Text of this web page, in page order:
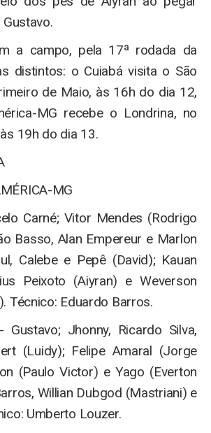
a campo, pela 17ª rodada da
distintos: o Cuiabá visita o São
de Maio, às 16h do dia 12,
MG recebe o Londrina, no
19h do dia 13.
MG
Carné; Vitor Mendes (Rodrigo
Basso, Alan Empereur e Marlon
Calebe e Pepê (David); Kauan
Peixoto (Aiyran) e Weverson
Técnico: Eduardo Barros.
Gustavo; Jhonny, Ricardo Silva,
(Luidy); Felipe Amaral (Jorge
(Paulo Victor) e Yago (Everton
Willian Dubgod (Mastriani) e
Umberto Louzer.